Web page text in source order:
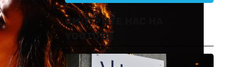
СМОТРИТЕ НАС НА
YOUTUBE